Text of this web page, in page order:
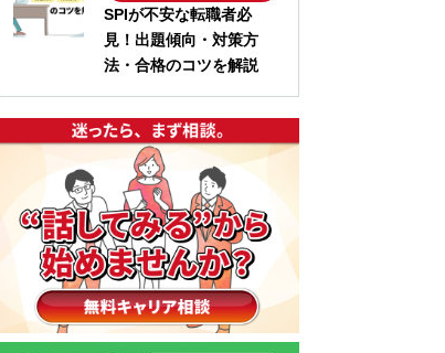
SPIが不安な転職者必
見！出題傾向・対策方
法・合格のコツを解説